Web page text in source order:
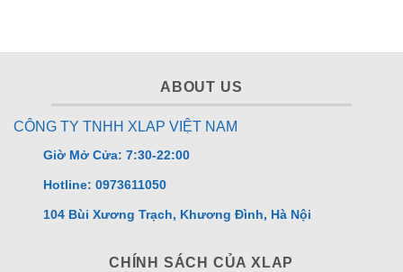
ABOUT US
CÔNG TY TNHH XLAP VIỆT NAM
Giờ Mở Cửa: 7:30-22:00
Hotline: 0973611050
104 Bùi Xương Trạch, Khương Đình, Hà Nội
CHÍNH SÁCH CỦA XLAP